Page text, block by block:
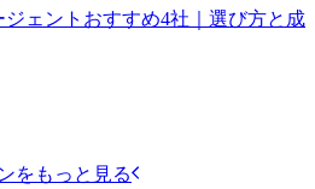
ェントおすすめ4社｜選び方と成
をもっと見る